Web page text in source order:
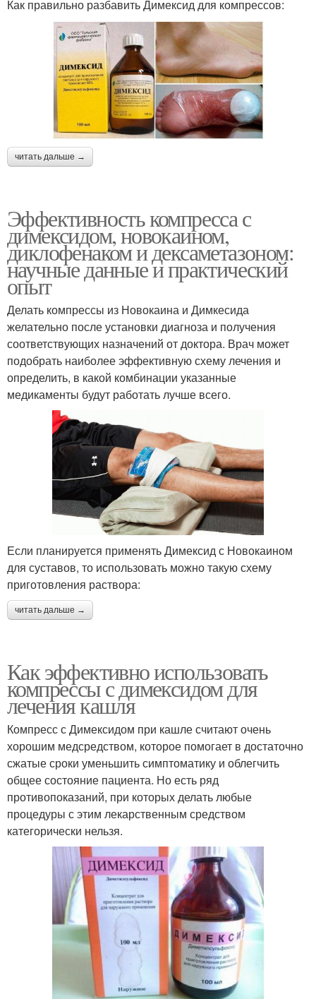
Как правильно разбавить Димексид для компрессов:
читать дальше →
Эффективность компресса с
димексидом, новокаином,
диклофенаком и дексаметазоном:
научные данные и практический
опыт
Делать компрессы из Новокаина и Димкесида
желательно после установки диагноза и получения
соответствующих назначений от доктора. Врач может
подобрать наиболее эффективную схему лечения и
определить, в какой комбинации указанные
медикаменты будут работать лучше всего.
Если планируется применять Димексид с Новокаином
для суставов, то использовать можно такую схему
приготовления раствора:
читать дальше →
Как эффективно использовать
компрессы с димексидом для
лечения кашля
Компресс с Димексидом при кашле считают очень
хорошим медсредством, которое помогает в достаточно
сжатые сроки уменьшить симптоматику и облегчить
общее состояние пациента. Но есть ряд
противопоказаний, при которых делать любые
процедуры с этим лекарственным средством
категорически нельзя.